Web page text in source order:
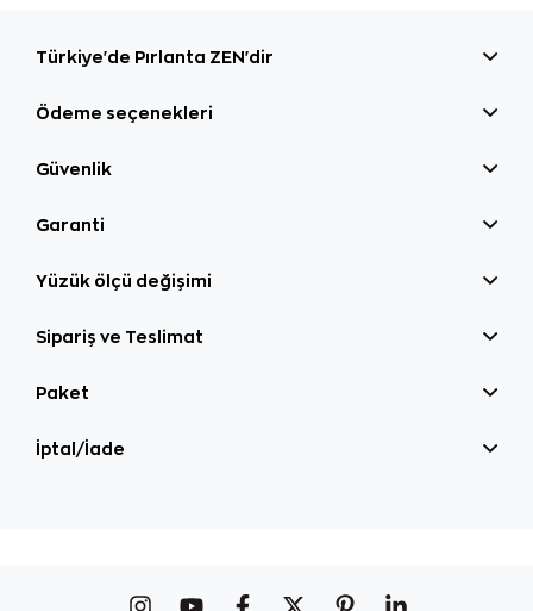
Türkiye'de Pırlanta ZEN'dir
Ödeme seçenekleri
Güvenlik
Garanti
Yüzük ölçü değişimi
Sipariş ve Teslimat
Paket
İptal/İade